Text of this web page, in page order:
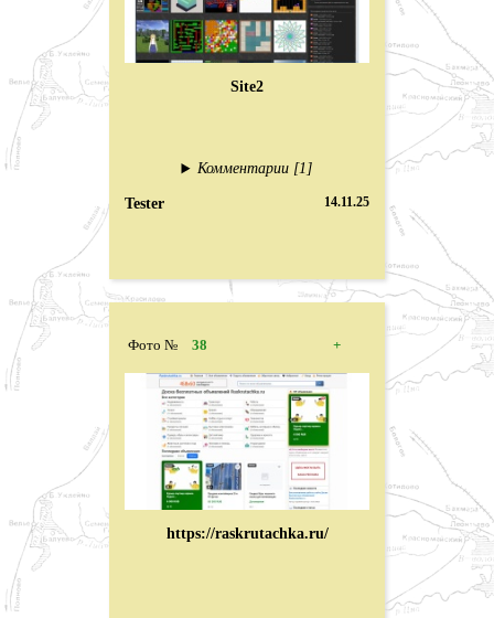
Site2
Комментарии [1]
Tester 14.11.25
Фото № 38 +
https://raskrutachka.ru/